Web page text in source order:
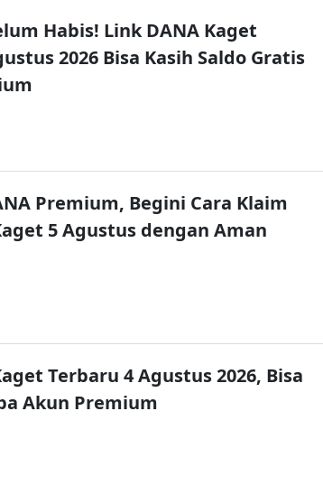
Habis! Link DANA Kaget
2026 Bisa Kasih Saldo Gratis
Premium, Begini Cara Klaim
5 Agustus dengan Aman
Terbaru 4 Agustus 2026, Bisa
Akun Premium